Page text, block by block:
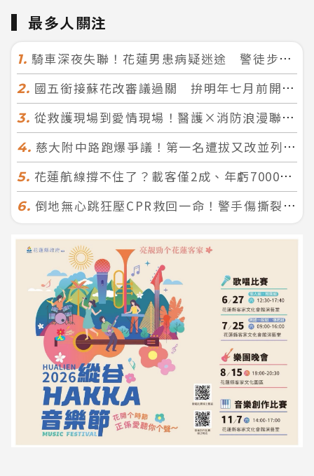
最多人關注
1. 騎車深夜失聯！花蓮男患病疑迷途 警徒步百米急尋救回一命
2. 國五銜接蘇花改審議過關 拚明年七月前開工！台北花蓮2小時生活圈成形
3. 從救護現場到愛情現場！醫護×消防浪漫聯誼 32人配對成功5對
4. 慈大附中路跑爆爭議！第一名遭拔又改並列 家長怒：難以接受
5. 花蓮航線撐不住了？載客僅2成、年虧7000萬 華信喊：真的快飛不下去
6. 倒地無心跳狂壓CPR救回一命！警手傷撕裂仍不放手 竟救到藝人何篤霖哥哥